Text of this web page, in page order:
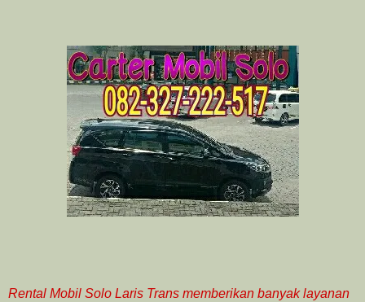
Rental Mobil Solo Laris Trans memberikan banyak layanan